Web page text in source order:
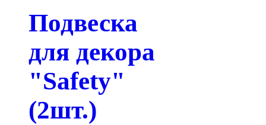
Подвеска
для декора
"Safety"
(2шт.)